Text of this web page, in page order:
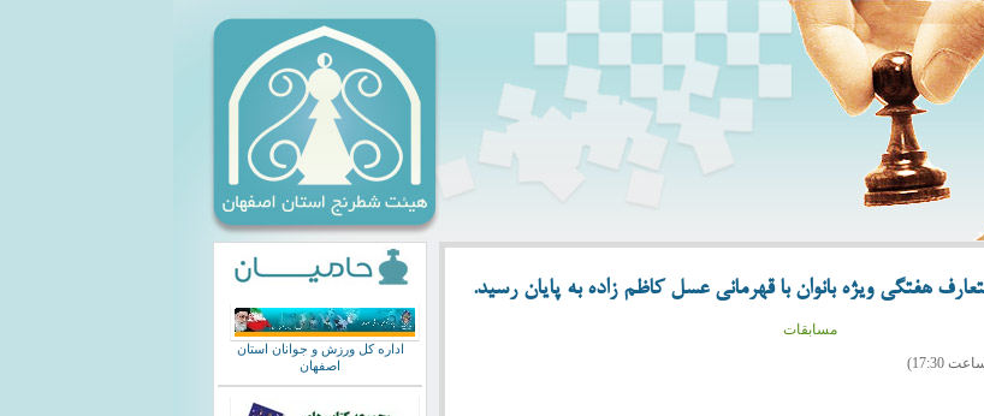
هفتگی ویژه بانوان با قهرمانی عسل کاظم زاده به پایان رسید.
مسابقات
اداره کل ورزش و جوانان استان
اصفهان